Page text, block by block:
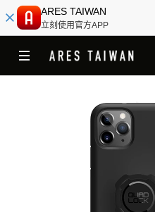
ARES TAIWAN
立刻使用官方APP